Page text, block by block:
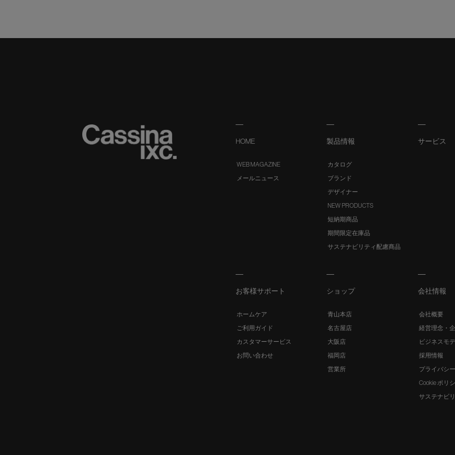
HOME
WEB MAGAZINE
メールニュース
製品情報
カタログ
ブランド
デザイナー
NEW PRODUCTS
短納期商品
期間限定在庫品
サステナビリティ配慮商品
サービス
お客様サポート
ホームケア
ご利用ガイド
カスタマーサービス
お問い合わせ
ショップ
青山本店
名古屋店
大阪店
福岡店
営業所
会社情報
会社概要
経営理念・
ビジネスモ
採用情報
プライバシ
Cookie ポリ
サステナビ